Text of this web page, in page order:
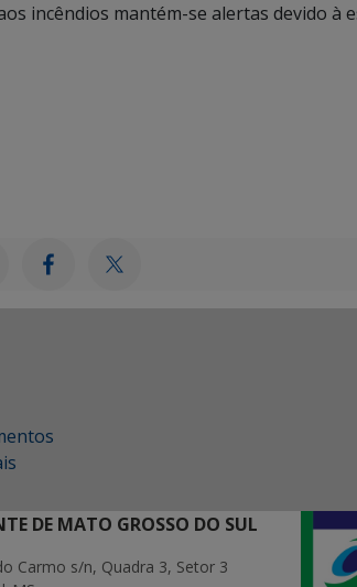
incêndios mantém-se alertas devido à
DE MATO GROSSO DO SUL
Carmo s/n, Quadra 3, Setor 3